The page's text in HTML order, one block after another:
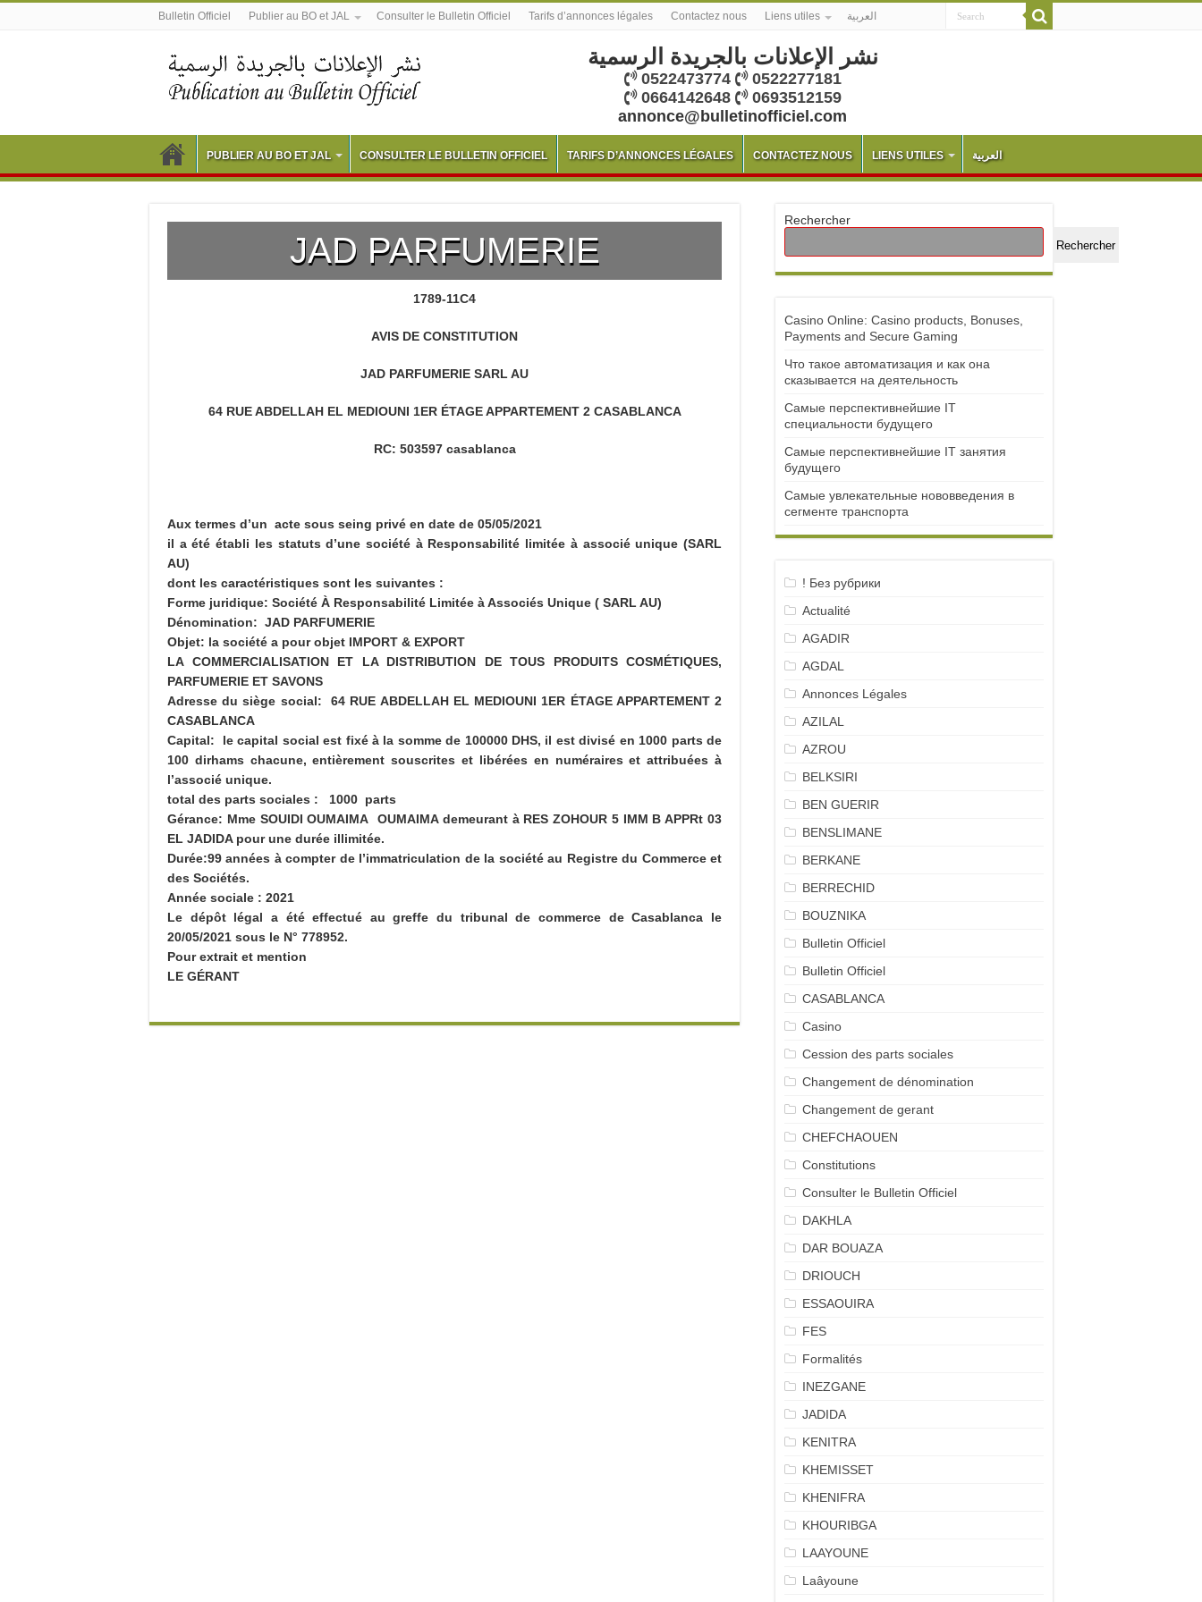
Bulletin Officiel Publier au BO et JAL Consulter le Bulletin Officiel Tarifs d’annonces légales Contactez nous Liens utiles العربية
نشر الإعلانات بالجريدة الرسمية
0522473774
0522277181
0664142648
0693512159
annonce@bulletinofficiel.com
PUBLIER AU BO ET JAL CONSULTER LE BULLETIN OFFICIEL TARIFS D’ANNONCES LÉGALES CONTACTEZ NOUS LIENS UTILES العربية
JAD PARFUMERIE
1789-11C4
AVIS DE CONSTITUTION
JAD PARFUMERIE SARL AU
64 RUE ABDELLAH EL MEDIOUNI 1ER ÉTAGE APPARTEMENT 2 CASABLANCA
RC: 503597 casablanca
Aux termes d’un acte sous seing privé en date de 05/05/2021
il a été établi les statuts d’une société à Responsabilité limitée à associé unique (SARL
AU)
dont les caractéristiques sont les suivantes :
Forme juridique: Société À Responsabilité Limitée à Associés Unique ( SARL AU)
Dénomination: JAD PARFUMERIE
Objet: la société a pour objet IMPORT & EXPORT
LA COMMERCIALISATION ET LA DISTRIBUTION DE TOUS PRODUITS COSMÉTIQUES,
PARFUMERIE ET SAVONS
Adresse du siège social: 64 RUE ABDELLAH EL MEDIOUNI 1ER ÉTAGE APPARTEMENT 2
CASABLANCA
Capital: le capital social est fixé à la somme de 100000 DHS, il est divisé en 1000 parts de
100 dirhams chacune, entièrement souscrites et libérées en numéraires et attribuées à
l’associé unique.
total des parts sociales : 1000 parts
Gérance: Mme SOUIDI OUMAIMA OUMAIMA demeurant à RES ZOHOUR 5 IMM B APPRt 03
EL JADIDA pour une durée illimitée.
Durée:99 années à compter de l’immatriculation de la société au Registre du Commerce et
des Sociétés.
Année sociale : 2021
Le dépôt légal a été effectué au greffe du tribunal de commerce de Casablanca le
20/05/2021 sous le N° 778952.
Pour extrait et mention
LE GÉRANT
Rechercher
Rechercher
Casino Online: Casino products, Bonuses,
Payments and Secure Gaming
Что такое автоматизация и как она
сказывается на деятельность
Самые перспективнейшие IT
специальности будущего
Самые перспективнейшие IT занятия
будущего
Самые увлекательные нововведения в
сегменте транспорта
! Без рубрики
Actualité
AGADIR
AGDAL
Annonces Légales
AZILAL
AZROU
BELKSIRI
BEN GUERIR
BENSLIMANE
BERKANE
BERRECHID
BOUZNIKA
Bulletin Officiel
Bulletin Officiel
CASABLANCA
Casino
Cession des parts sociales
Changement de dénomination
Changement de gerant
CHEFCHAOUEN
Constitutions
Consulter le Bulletin Officiel
DAKHLA
DAR BOUAZA
DRIOUCH
ESSAOUIRA
FES
Formalités
INEZGANE
JADIDA
KENITRA
KHEMISSET
KHENIFRA
KHOURIBGA
LAAYOUNE
Laâyoune